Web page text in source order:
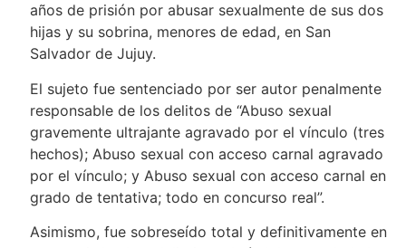
años de prisión por abusar sexualmente de sus dos
hijas y su sobrina, menores de edad, en San
Salvador de Jujuy.
El sujeto fue sentenciado por ser autor penalmente
responsable de los delitos de “Abuso sexual
gravemente ultrajante agravado por el vínculo (tres
hechos); Abuso sexual con acceso carnal agravado
por el vínculo; y Abuso sexual con acceso carnal en
grado de tentativa; todo en concurso real”.
Asimismo, fue sobreseído total y definitivamente en